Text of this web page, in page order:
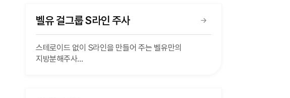
벨유 걸그룹 S라인 주사
스테로이드 없이 S라인을 만들어 주는 벨유만의
지방분해주사